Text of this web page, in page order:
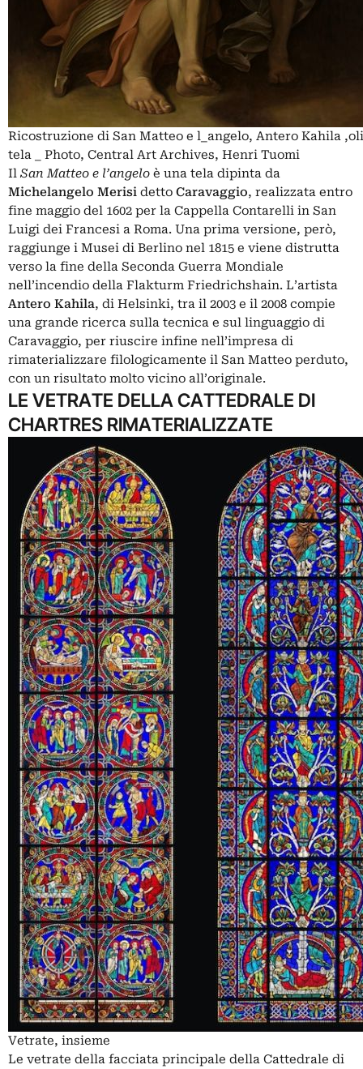
Ricostruzione di San Matteo e l_angelo, Antero Kahila
tela _ Photo, Central Art Archives, Henri Tuomi
Il San Matteo e l’angelo è una tela dipinta da
Michelangelo Merisi detto Caravaggio, realizzata entro
fine maggio del 1602 per la Cappella Contarelli in San
Luigi dei Francesi a Roma. Una prima versione, però,
raggiunge i Musei di Berlino nel 1815 e viene distrutta
verso la fine della Seconda Guerra Mondiale
nell’incendio della Flakturm Friedrichshain. L’artista
Antero Kahila, di Helsinki, tra il 2003 e il 2008 compie
una grande ricerca sulla tecnica e sul linguaggio di
Caravaggio, per riuscire infine nell’impresa di
rimaterializzare filologicamente il San Matteo perduto,
con un risultato molto vicino all’originale.
LE VETRATE DELLA CATTEDRALE DI
CHARTRES RIMATERIALIZZATE
Vetrate, insieme
Le vetrate della facciata principale della Cattedrale di